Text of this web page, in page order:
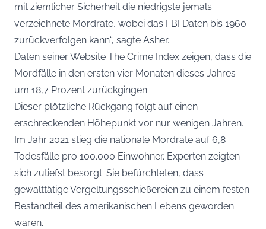
mit ziemlicher Sicherheit die niedrigste jemals
verzeichnete Mordrate, wobei das FBI Daten bis 1960
zurückverfolgen kann“, sagte Asher.
Daten seiner Website The Crime Index zeigen, dass die
Mordfälle in den ersten vier Monaten dieses Jahres
um 18,7 Prozent zurückgingen.
Dieser plötzliche Rückgang folgt auf einen
erschreckenden Höhepunkt vor nur wenigen Jahren.
Im Jahr 2021 stieg die nationale Mordrate auf 6,8
Todesfälle pro 100.000 Einwohner. Experten zeigten
sich zutiefst besorgt. Sie befürchteten, dass
gewalttätige Vergeltungsschießereien zu einem festen
Bestandteil des amerikanischen Lebens geworden
waren.